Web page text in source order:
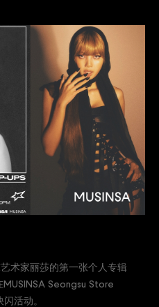
术家丽莎的第一张个人专辑
MUSINSA Seongsu Store
活动。